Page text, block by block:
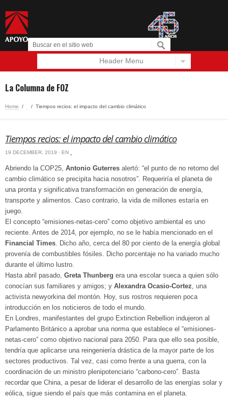
Header Menu
La Columna de FOZ
Home / / Tiempos recios: el impacto del cambio climático
Tiempos recios: el impacto del cambio climático
19 DECEMBER, 2019 · EN
Abriendo la COP25, Antonio Guterres alertó: “el punto de no retorno del
cambio climático se precipita hacia nosotros”. Requeriría el planeta de
una pronta y significativa transformación en generación de energía,
transporte y alimentos. Caso contrario, la vida de millones estaría en
juego.
El concepto “emisiones-netas-cero” como objetivo ambiental es uno
reciente. Antes de 2014, por ejemplo, no se le había mencionado en el
Financial Times. Dicho año, cerca del 80 por ciento de la energía global
provenía de combustibles fósiles. Dicho porcentaje no ha variado mucho
durante el último lustro.
Hasta abril pasado, Greta Thunberg era una escolar sueca a quien sólo
conocían sus familiares y amigos; y Alexandra Ocasio-Cortez, una
activista newyorkina del montón. Hoy, sus rostros requieren poca
introducción en los noticieros de todo el mundo.
En Londres, manifestantes del grupo Extinction Rebellion indujeron al
Parlamento Británico a aprobar una norma que establece el “emisiones-
netas-cero” como objetivo nacional para 2050. Para que ello sea posible,
tendría que aplicarse una reingeniería drástica de la mayor parte de los
sectores productivos. Tal vez, casi como frente a una guerra, con la
coordinación de un ministro plenipotenciario “carbono-cero”. Basta
recordar que China, a pesar de liderar el desarrollo de las energías solar y
eólica, sigue siendo el país que más contamina en el planeta.